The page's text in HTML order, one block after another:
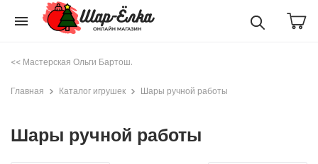
menu
<< Мастерская Ольги Бартош.
Главная Каталог игрушек Шары ручной работы
Шары ручной работы